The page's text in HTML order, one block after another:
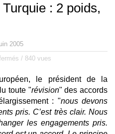
: 2 poids,
2005
/ 840 vues
le président de la
toute "révision" des accords
: "nous devons
pris. C’est très clair. Nous
les engagements pris.